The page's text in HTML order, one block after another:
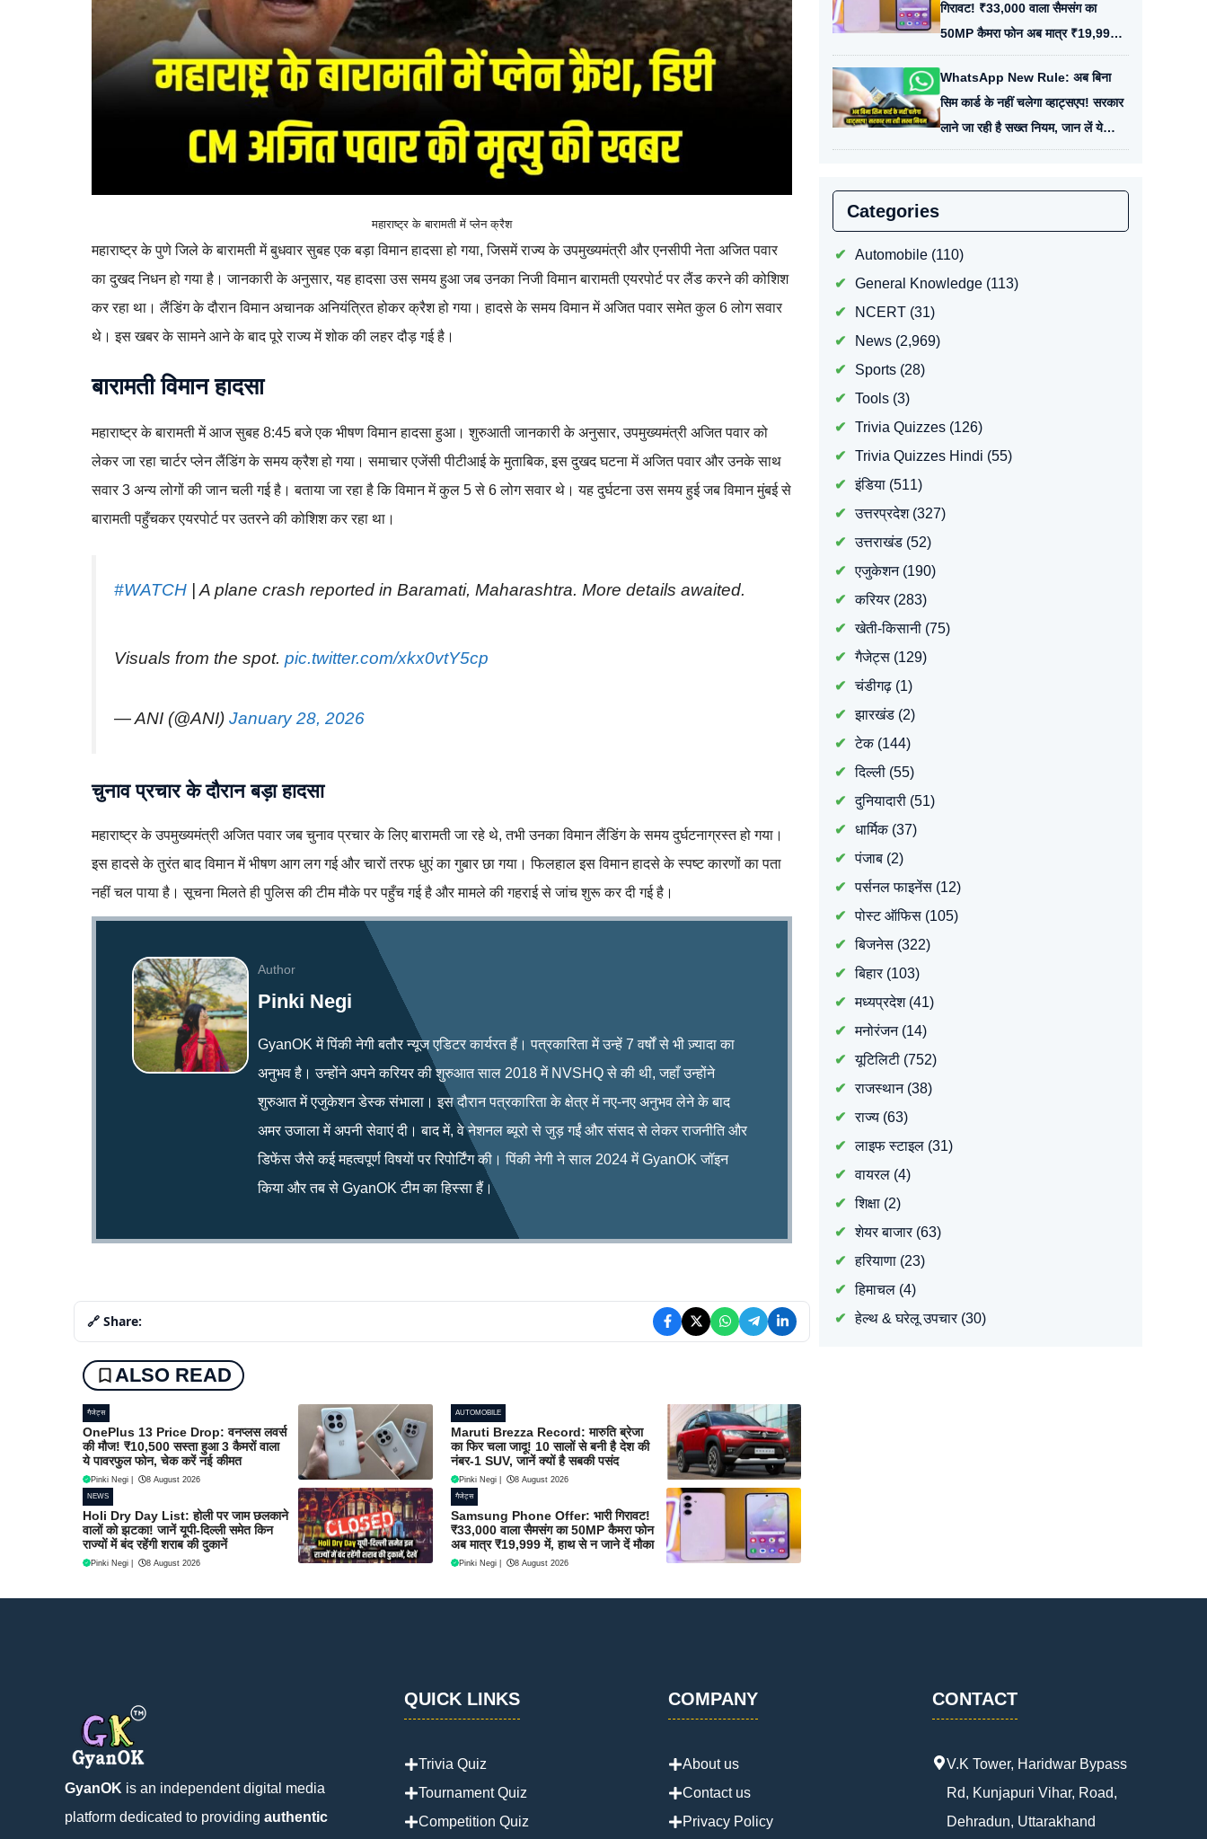
महाराष्ट्र के बारामती में प्लेन क्रैश
महाराष्ट्र के पुणे जिले के बारामती में बुधवार सुबह एक बड़ा विमान हादसा हो गया, जिसमें राज्य के उपमुख्यमंत्री और एनसीपी नेता अजित पवार
का दुखद निधन हो गया है। जानकारी के अनुसार, यह हादसा उस समय हुआ जब उनका निजी विमान बारामती एयरपोर्ट पर लैंड करने की कोशिश
कर रहा था। लैंडिंग के दौरान विमान अचानक अनियंत्रित होकर क्रैश हो गया। हादसे के समय विमान में अजित पवार समेत कुल 6 लोग सवार
थे। इस खबर के सामने आने के बाद पूरे राज्य में शोक की लहर दौड़ गई है।
बारामती विमान हादसा
महाराष्ट्र के बारामती में आज सुबह 8:45 बजे एक भीषण विमान हादसा हुआ। शुरुआती जानकारी के अनुसार, उपमुख्यमंत्री अजित पवार को
लेकर जा रहा चार्टर प्लेन लैंडिंग के समय क्रैश हो गया। समाचार एजेंसी पीटीआई के मुताबिक, इस दुखद घटना में अजित पवार और उनके साथ
सवार 3 अन्य लोगों की जान चली गई है। बताया जा रहा है कि विमान में कुल 5 से 6 लोग सवार थे। यह दुर्घटना उस समय हुई जब विमान मुंबई से
बारामती पहुँचकर एयरपोर्ट पर उतरने की कोशिश कर रहा था।
#WATCH | A plane crash reported in Baramati, Maharashtra. More details awaited.
Visuals from the spot. pic.twitter.com/xkx0vtY5cp
— ANI (@ANI) January 28, 2026
चुनाव प्रचार के दौरान बड़ा हादसा
महाराष्ट्र के उपमुख्यमंत्री अजित पवार जब चुनाव प्रचार के लिए बारामती जा रहे थे, तभी उनका विमान लैंडिंग के समय दुर्घटनाग्रस्त हो गया।
इस हादसे के तुरंत बाद विमान में भीषण आग लग गई और चारों तरफ धुएं का गुबार छा गया। फिलहाल इस विमान हादसे के स्पष्ट कारणों का पता
नहीं चल पाया है। सूचना मिलते ही पुलिस की टीम मौके पर पहुँच गई है और मामले की गहराई से जांच शुरू कर दी गई है।
Author
Pinki Negi
GyanOK में पिंकी नेगी बतौर न्यूज एडिटर कार्यरत हैं। पत्रकारिता में उन्हें 7 वर्षों से भी ज़्यादा का
अनुभव है। उन्होंने अपने करियर की शुरुआत साल 2018 में NVSHQ से की थी, जहाँ उन्होंने
शुरुआत में एजुकेशन डेस्क संभाला। इस दौरान पत्रकारिता के क्षेत्र में नए-नए अनुभव लेने के बाद
अमर उजाला में अपनी सेवाएं दी। बाद में, वे नेशनल ब्यूरो से जुड़ गईं और संसद से लेकर राजनीति और
डिफेंस जैसे कई महत्वपूर्ण विषयों पर रिपोर्टिंग की। पिंकी नेगी ने साल 2024 में GyanOK जॉइन
किया और तब से GyanOK टीम का हिस्सा हैं।
🔗 Share:
ALSO READ
गैजेट्स
OnePlus 13 Price Drop: वनप्लस लवर्स
की मौज! ₹10,500 सस्ता हुआ 3 कैमरों वाला
ये पावरफुल फोन, चेक करें नई कीमत
Pinki Negi 8 August 2026
AUTOMOBILE
Maruti Brezza Record: मारुति ब्रेजा
का फिर चला जादू! 10 सालों से बनी है देश की
नंबर-1 SUV, जानें क्यों है सबकी पसंद
Pinki Negi 8 August 2026
NEWS
Holi Dry Day List: होली पर जाम छलकाने
वालों को झटका! जानें यूपी-दिल्ली समेत किन
राज्यों में बंद रहेंगी शराब की दुकानें
Pinki Negi 8 August 2026
गैजेट्स
Samsung Phone Offer: भारी गिरावट!
₹33,000 वाला सैमसंग का 50MP कैमरा फोन
अब मात्र ₹19,999 में, हाथ से न जाने दें मौका
Pinki Negi 8 August 2026
गिरावट! ₹33,000 वाला सैमसंग का
50MP कैमरा फोन अब मात्र ₹19,999
में, हाथ से न जाने दें मौका
WhatsApp New Rule: अब बिना
सिम कार्ड के नहीं चलेगा व्हाट्सएप! सरकार
लाने जा रही है सख्त नियम, जान लें ये
बदलाव
Categories
Automobile(110)
General Knowledge(113)
NCERT(31)
News(2,969)
Sports(28)
Tools(3)
Trivia Quizzes(126)
Trivia Quizzes Hindi (55)
इंडिया(511)
उत्तरप्रदेश(327)
उत्तराखंड(52)
एजुकेशन(190)
करियर(283)
खेती-किसानी(75)
गैजेट्स(129)
चंडीगढ़(1)
झारखंड(2)
टेक(144)
दिल्ली(55)
दुनियादारी(51)
धार्मिक(37)
पंजाब(2)
पर्सनल फाइनेंस(12)
पोस्ट ऑफिस(105)
बिजनेस(322)
बिहार(103)
मध्यप्रदेश(41)
मनोरंजन(14)
यूटिलिटी(752)
राजस्थान(38)
राज्य(63)
लाइफ स्टाइल(31)
वायरल(4)
शिक्षा(2)
शेयर बाजार(63)
हरियाणा(23)
हिमाचल(4)
हेल्थ & घरेलू उपचार(30)
GyanOK is an independent digital media
platform dedicated to providing authentic
QUICK LINKS
Trivia Quiz
Tournament Quiz
Competition Quiz
COMPANY
About us
Contact us
Privacy Policy
CONTACT
V.K Tower, Haridwar Bypass
Rd, Kunjapuri Vihar, Road,
Dehradun, Uttarakhand